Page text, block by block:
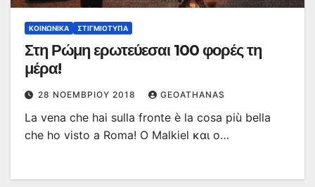
ΚΟΙΝΩΝΙΚΆ ΣΤΙΓΜΙΌΤΥΠΑ
Στη Ρώμη ερωτεύεσαι 100 φορές τη
μέρα!
28 ΝΟΕΜΒΡΊΟΥ 2018 GEOATHANAS
La vena che hai sulla fronte è la cosa più bella
che ho visto a Roma! Ο Malkiel και ο…